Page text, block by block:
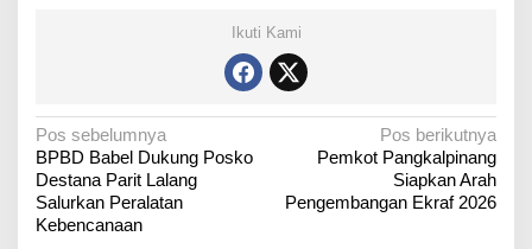
Ikuti Kami
N
a
v
i
Pos sebelumnya
‎BPBD Babel Dukung Posko
Destana Parit Lalang
Salurkan Peralatan
Kebencanaan
Pos berikutnya
‎Pemkot Pangkalpinang
Siapkan Arah
Pengembangan Ekraf 2026